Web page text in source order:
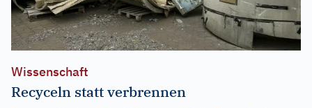
Wissenschaft
Recyceln statt verbrennen